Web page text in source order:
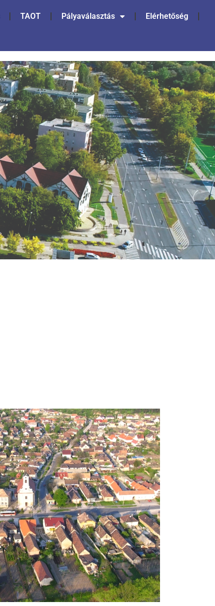
TAOT Pályaválasztás Elérhetőség